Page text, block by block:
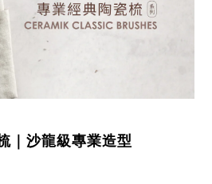
｜沙龍級專業造型